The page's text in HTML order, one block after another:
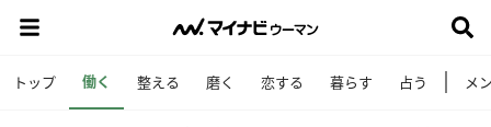
トップ 働く 整える 磨く 恋する 暮らす 占う メ